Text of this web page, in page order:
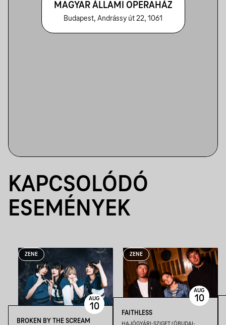
MAGYAR ÁLLAMI OPERAHÁZ
Budapest, Andrássy út 22, 1061
KAPCSOLÓDÓ
ESEMÉNYEK
ZENE
BROKEN BY THE SCREAM
AUG
10
ZENE
FAITHLESS
AUG
10